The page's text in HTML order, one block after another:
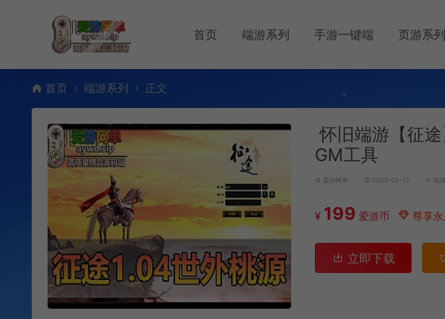
首页 端游系列 手游一键端 页游系列
首页 端游系列 正文
怀旧端游【征
GM工具
爱游网单 2023-02-13 端
¥ 199 爱游币 尊享
立即下载